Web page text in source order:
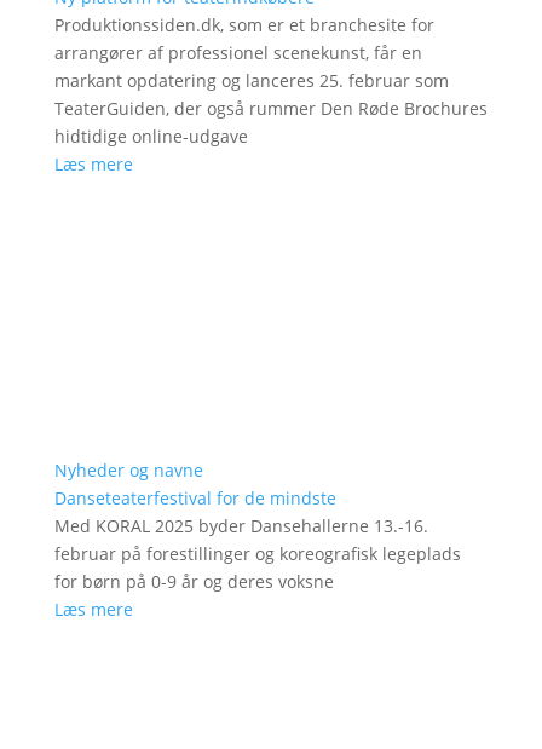
Produktionssiden.dk, som er et branchesite for
arrangører af professionel scenekunst, får en
markant opdatering og lanceres 25. februar som
TeaterGuiden, der også rummer Den Røde Brochures
hidtidige online-udgave
Læs mere
Nyheder og navne
Danseteaterfestival for de mindste
Med KORAL 2025 byder Dansehallerne 13.-16.
februar på forestillinger og koreografisk legeplads
for børn på 0-9 år og deres voksne
Læs mere